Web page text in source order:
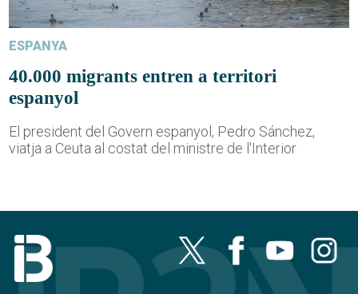
ESPANYA
40.000 migrants entren a territori
espanyol
El president del Govern espanyol, Pedro Sánchez,
viatja a Ceuta al costat del ministre de l'Interior